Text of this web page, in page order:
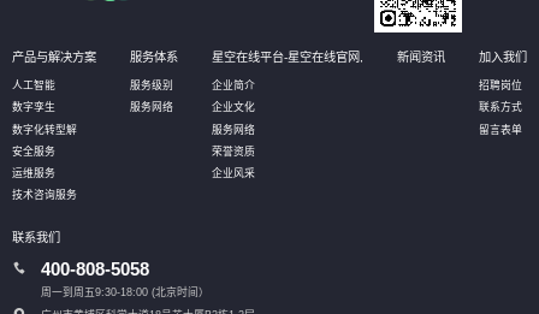
产品与解决方案
人工智能
数字孪生
数字化转型解
安全服务
运维服务
技术咨询服务
服务体系
服务级别
服务网络
星空在线平台-星空在线官网,
企业简介
企业文化
服务网络
荣誉资质
企业风采
新闻资讯 加入我们
招聘岗位
联系方式
留言表单
联系我们
400-808-5058
周一到周五9:30-18:00 (北京时间）